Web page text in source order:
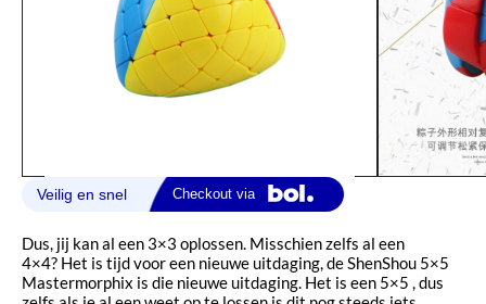
Dus, jij kan al een 3×3 oplossen. Misschien zelfs al een
4×4? Het is tijd voor een nieuwe uitdaging, de ShenShou 5×5
Mastermorphix is die nieuwe uitdaging. Het is een 5×5 , dus